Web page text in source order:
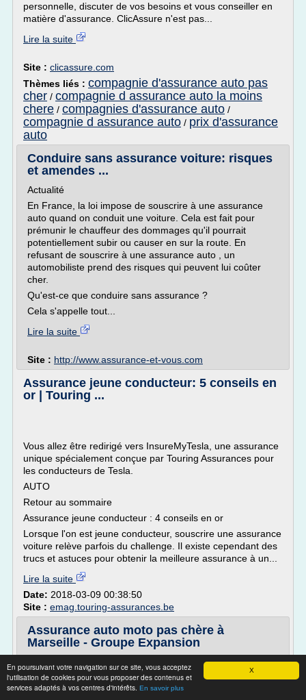
X
En poursuivant votre navigation sur ce site, vous acceptez
l'utilisation de cookies pour vous proposer des contenus et
services adaptés à vos centres d'intérêts. En savoir plus
personnelle, discuter de vos besoins et vous conseiller en
matière d'assurance. ClicAssure n'est pas...
Lire la suite
Site : clicassure.com
Thèmes liés : compagnie d'assurance auto pas
cher / compagnie d assurance auto la moins
chere / compagnies d'assurance auto /
compagnie d assurance auto / prix d'assurance
auto
Conduire sans assurance voiture: risques
et amendes ...
Actualité
En France, la loi impose de souscrire à une assurance
auto quand on conduit une voiture. Cela est fait pour
prémunir le chauffeur des dommages qu'il pourrait
potentiellement subir ou causer en sur la route. En
refusant de souscrire à une assurance auto , un
automobiliste prend des risques qui peuvent lui coûter
cher.
Qu'est-ce que conduire sans assurance ?
Cela s'appelle tout...
Lire la suite
Site : http://www.assurance-et-vous.com
Assurance jeune conducteur: 5 conseils en
or | Touring ...
Vous allez être redirigé vers InsureMyTesla, une assurance
unique spécialement conçue par Touring Assurances pour
les conducteurs de Tesla.
AUTO
Retour au sommaire
Assurance jeune conducteur : 4 conseils en or
Lorsque l'on est jeune conducteur, souscrire une assurance
voiture relève parfois du challenge. Il existe cependant des
trucs et astuces pour obtenir la meilleure assurance à un...
Lire la suite
Date: 2018-03-09 00:38:50
Site : emag.touring-assurances.be
Assurance auto moto pas chère à
Marseille - Groupe Expansion
Courtier à Marseille, Assurances Expansion vous propose
des assurances auto moto pas chères. Nous aidons aussi
les particuliers et professionnels à trouver le meilleur prix